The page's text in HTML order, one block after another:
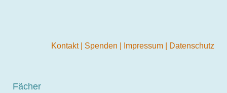
Kontakt Spenden Impressum Datenschutz
Fächer